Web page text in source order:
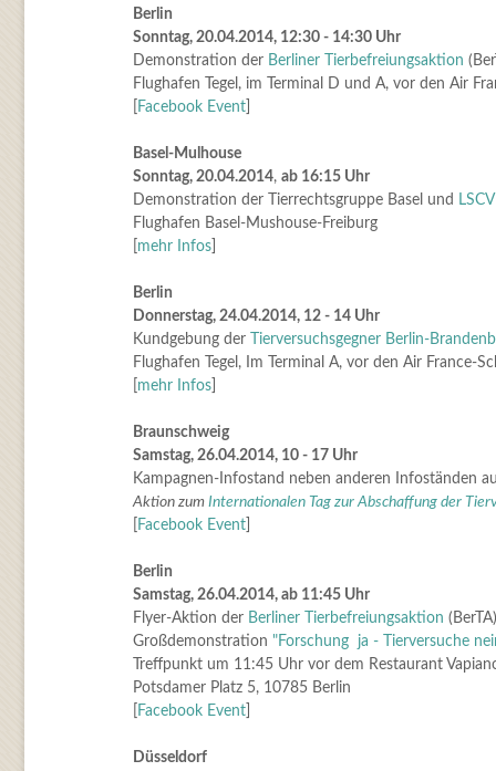
Berlin
Sonntag, 20.04.2014, 12:30 - 14:30 Uhr
Demonstration der Berliner Tierbefreiungsaktion
Flughafen Tegel, im Terminal D und A, vor den Air
Facebook Event]
Basel-Mulhouse
Sonntag, 20.04.2014, ab 16:15 Uhr
Demonstration der Tierrechtsgruppe Basel und LSCV
Flughafen Basel-Mushouse-Freiburg
mehr Infos]
Berlin
Donnerstag, 24.04.2014, 12 - 14 Uhr
Kundgebung der
Tierversuchsgegner Berlin-
Flughafen Tegel, Im Terminal A, vor den Air France-
mehr Infos]
Braunschweig
Samstag, 26.04.2014, 10 - 17 Uhr
Kampagnen-Infostand neben anderen Infoständen
Aktion zum Internationalen Tag zur Abschaffung der
Facebook Event]
Berlin
Samstag, 26.04.2014, ab 11:45 Uhr
Flyer-Aktion der Berliner Tierbefreiungsaktion
Großdemonstration "Forschung ja - Tierversuche
Treffpunkt um 11:45 Uhr vor dem Restaurant
Potsdamer Platz 5, 10785 Berlin
Facebook Event]
Düsseldorf